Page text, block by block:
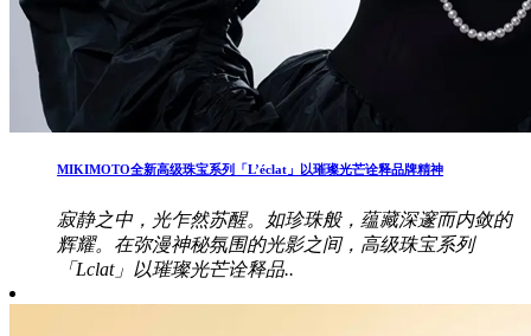
MIKIMOTO全新高级珠宝系列「L’éclat」以璀璨光芒诠释品牌精神
寂静之中，光乍然苏醒。如珍珠般，蕴藏深邃而内敛的
辉耀。在弥漫神秘氛围的光影之间，高级珠宝系列
「Lclat」以璀璨光芒诠释品..